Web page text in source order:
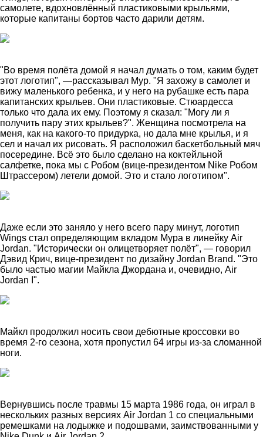
самолете, вдохновлённый пластиковыми крыльями,
которые капитаны бортов часто дарили детям.
"Во время полёта домой я начал думать о том, каким будет
этот логотип", —рассказывал Мур. "Я захожу в самолет и
вижу маленького ребенка, и у него на рубашке есть пара
капитанских крыльев. Они пластиковые. Стюардесса
только что дала их ему. Поэтому я сказал: "Могу ли я
получить пару этих крыльев?". Женщина посмотрела на
меня, как на какого-то придурка, но дала мне крылья, и я
сел и начал их рисовать. Я расположил баскетбольный мяч
посередине. Всё это было сделано на коктейльной
салфетке, пока мы с Робом (вице-президентом Nike Робом
Штрассером) летели домой. Это и стало логотипом".
Даже если это заняло у него всего пару минут, логотип
Wings стал определяющим вкладом Мура в линейку Air
Jordan. "Исторически он олицетворяет полёт", — говорил
Дэвид Крич, вице-президент по дизайну Jordan Brand. "Это
было частью магии Майкла Джордана и, очевидно, Air
Jordan I".
Майкл продолжил носить свои дебютные кроссовки во
время 2-го сезона, хотя пропустил 64 игры из-за сломанной
ноги.
Вернувшись после травмы 15 марта 1986 года, он играл в
нескольких разных версиях Air Jordan 1 со специальными
ремешками на лодыжке и подошвами, заимствованными у